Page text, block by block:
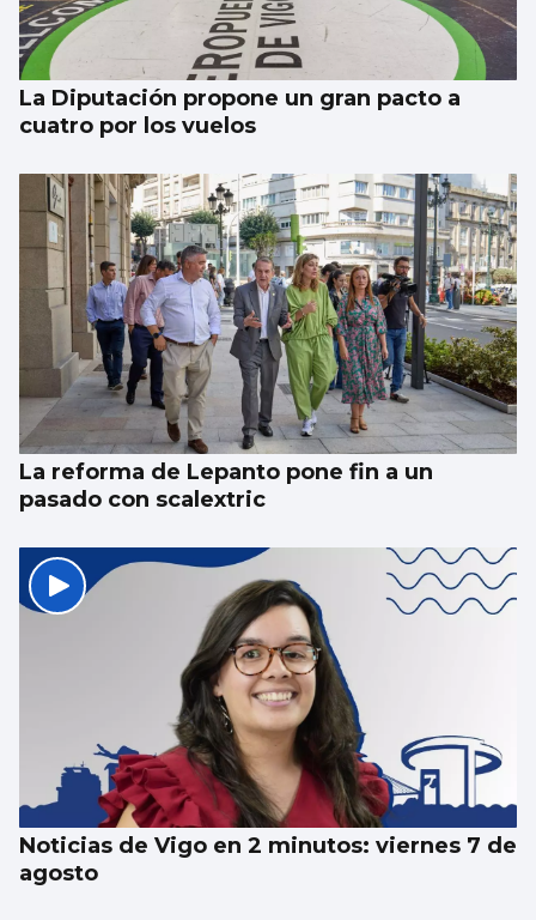
Un guardia civil gallego mata su expareja y
es abatido por sus compañeros en Llanes
La Diputación propone un gran pacto a
cuatro por los vuelos
La reforma de Lepanto pone fin a un
pasado con scalextric
Noticias de Vigo en 2 minutos: viernes 7 de
agosto